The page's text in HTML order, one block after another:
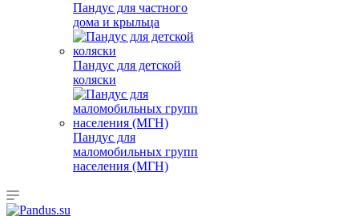
Пандус для частного
дома и крыльца
Пандус для детской
коляски
Пандус для
маломобильных групп
населения (МГН)